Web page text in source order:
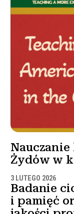
Żydów w
3 LUTEGO 2026
Badanie
i pamięć